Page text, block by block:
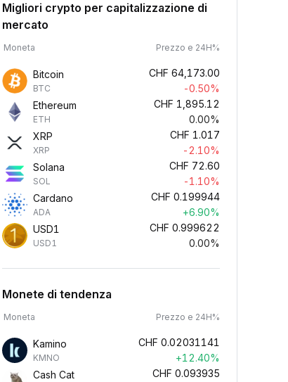
Migliori crypto per capitalizzazione di
mercato
Moneta Prezzo e 24H%
Bitcoin
BTC
CHF 64,173.00
-0.50%
Ethereum
ETH
CHF 1,895.12
0.00%
XRP
XRP
CHF 1.017
-2.10%
Solana
SOL
CHF 72.60
-1.10%
Cardano
ADA
CHF 0.199944
+6.90%
USD1
USD1
CHF 0.999622
0.00%
Monete di tendenza
Moneta Prezzo e 24H%
Kamino
KMNO
CHF 0.02031141
+12.40%
Cash Cat
CHF 0.093935